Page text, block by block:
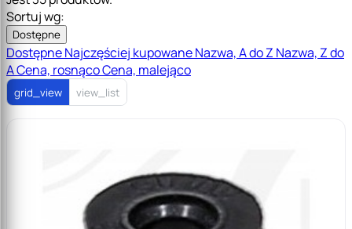
Sortuj wg:
Dostępne
DostępneNajczęściej kupowaneNazwa, A do Z Nazwa, Z do
ACena, rosnącoCena, malejąco
grid_view view_list